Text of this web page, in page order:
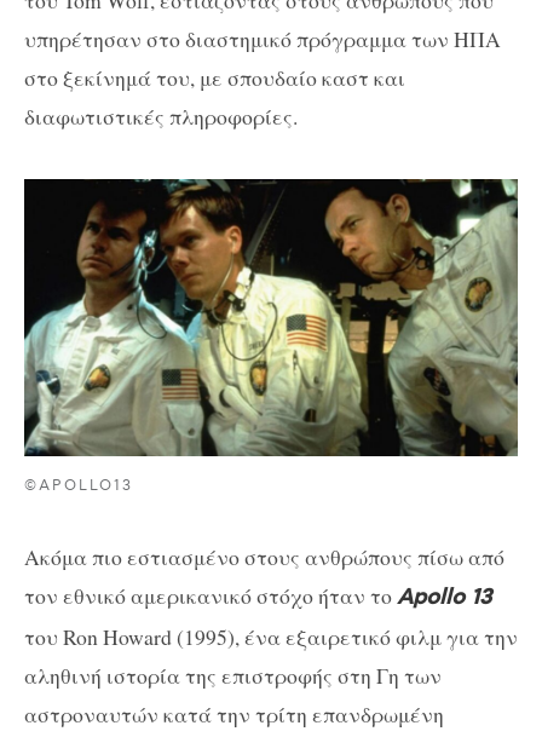
υπηρέτησαν στο διαστημικό πρόγραμμα των ΗΠΑ
στο ξεκίνημά του, με σπουδαίο καστ και
διαφωτιστικές πληροφορίες.
©APOLLO13
Ακόμα πιο εστιασμένο στους ανθρώπους πίσω από
τον εθνικό αμερικανικό στόχο ήταν τοApollo13
του Ron Howard (1995), ένα εξαιρετικό φιλμ για την
αληθινή ιστορία της επιστροφής στη Γη των
αστροναυτών κατά την τρίτη επανδρωμένη